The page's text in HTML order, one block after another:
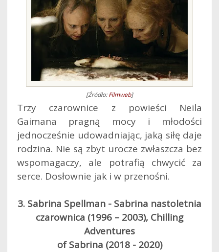
[Źródło:Filmweb]
Trzy czarownice z powieści Neila
Gaimana pragną mocy i młodości
jednocześnie udowadniając, jaką siłę daje
rodzina. Nie są zbyt urocze zwłaszcza bez
wspomagaczy, ale potrafią chwycić za
serce. Dosłownie jak i w przenośni.
3. Sabrina Spellman - Sabrina nastoletnia
czarownica (1996 – 2003), Chilling
Adventures
of Sabrina (2018 - 2020)